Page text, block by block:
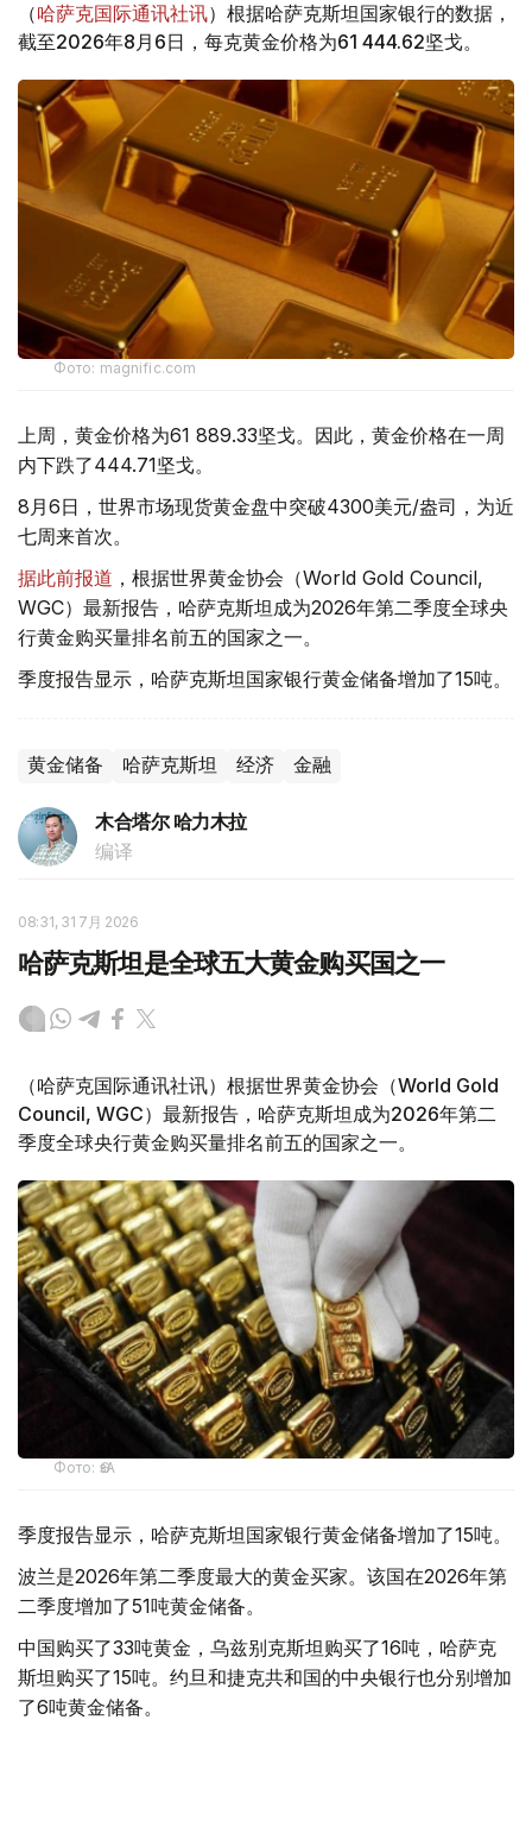
（哈萨克国际通讯社讯）根据哈萨克斯坦国家银行的数据，
截至2026年8月6日，每克黄金价格为61 444.62坚戈。
Фото: magnific.com
上周，黄金价格为61 889.33坚戈。因此，黄金价格在一周
内下跌了444.71坚戈。
8月6日，世界市场现货黄金盘中突破4300美元/盎司，为近
七周来首次。
据此前报道 ，根据世界黄金协会（World Gold Council,
WGC）最新报告，哈萨克斯坦成为2026年第二季度全球央
行黄金购买量排名前五的国家之一。
季度报告显示，哈萨克斯坦国家银行黄金储备增加了15吨。
黄金储备 哈萨克斯坦 经济 金融
木合塔尔 哈力木拉
编译
08:31, 31 7月 2026
哈萨克斯坦是全球五大黄金购买国之一
（哈萨克国际通讯社讯）根据世界黄金协会（World Gold
Council, WGC）最新报告，哈萨克斯坦成为2026年第二
季度全球央行黄金购买量排名前五的国家之一。
Фото: ӨзА
季度报告显示，哈萨克斯坦国家银行黄金储备增加了15吨。
波兰是2026年第二季度最大的黄金买家。该国在2026年第
二季度增加了51吨黄金储备。
中国购买了33吨黄金，乌兹别克斯坦购买了16吨，哈萨克
斯坦购买了15吨。约旦和捷克共和国的中央银行也分别增加
了6吨黄金储备。